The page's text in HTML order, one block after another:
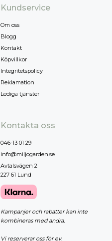
Kundservice
Om oss
Blogg
Kontakt
Köpvillkor
Integritetspolicy
Reklamation
Lediga tjänster
Kontakta oss
046-13 01 29
info@miljogarden.se
Avtalsvägen 2
227 61 Lund
Kampanjer och rabatter kan inte
kombineras med andra.
Vi reserverar oss för ev.